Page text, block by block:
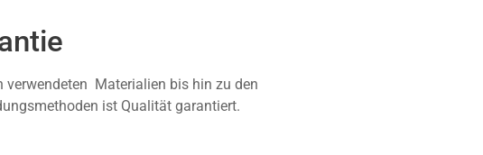
verwendeten Materialien bis hin zu den
ist Qualität garantiert.